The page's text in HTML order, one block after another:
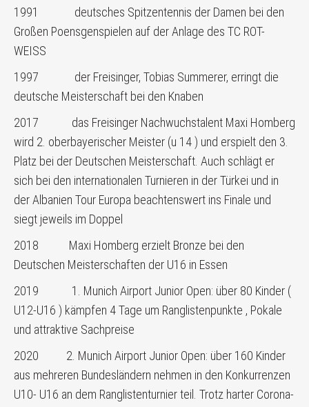
1991 deutsches Spitzentennis der Damen bei den
Großen Poensgenspielen auf der Anlage des TC ROT-
WEISS
1997 der Freisinger, Tobias Summerer, erringt die
deutsche Meisterschaft bei den Knaben
2017 das Freisinger Nachwuchstalent Maxi Homberg
wird 2. oberbayerischer Meister (u 14 ) und erspielt den 3.
Platz bei der Deutschen Meisterschaft. Auch schlägt er
sich bei den internationalen Turnieren in der Türkei und in
der Albanien Tour Europa beachtenswert ins Finale und
siegt jeweils im Doppel
2018 Maxi Homberg erzielt Bronze bei den
Deutschen Meisterschaften der U16 in Essen
2019 1. Munich Airport Junior Open: über 80 Kinder (
U12-U16 ) kämpfen 4 Tage um Ranglistenpunkte , Pokale
und attraktive Sachpreise
2020 2. Munich Airport Junior Open: über 160 Kinder
aus mehreren Bundesländern nehmen in den Konkurrenzen
U10- U16 an dem Ranglistenturnier teil. Trotz harter Corona-